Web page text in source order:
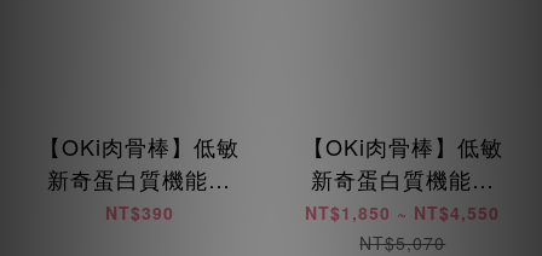
【OKi肉骨棒】低敏
新奇蛋白質機能口
味
NT$390
【OKi肉骨棒】低敏
新奇蛋白質機能口
味5根、13根
NT$1,850 ~ NT$4,550
NT$5,070